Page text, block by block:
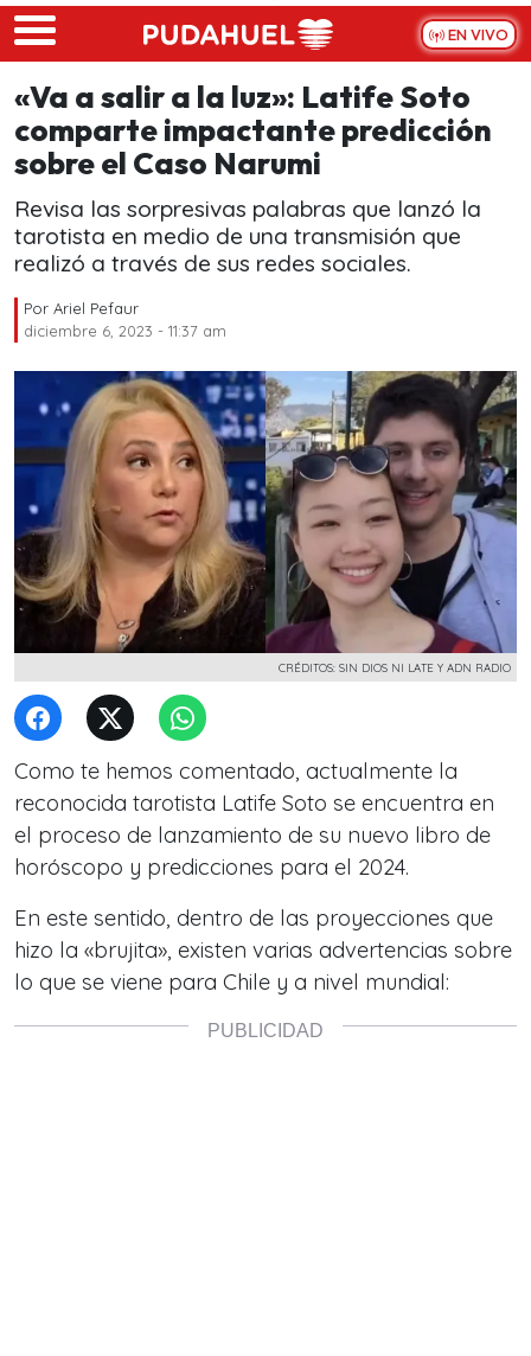
Skip to main content
EN VIVO
«Va a salir a la luz»: Latife Soto
comparte impactante predicción
sobre el Caso Narumi
Revisa las sorpresivas palabras que lanzó la
tarotista en medio de una transmisión que
realizó a través de sus redes sociales.
Por Ariel Pefaur
diciembre 6, 2023 - 11:37 am
CRÉDITOS: SIN DIOS NI LATE Y ADN RADIO
Como te hemos comentado, actualmente la
reconocida tarotista Latife Soto se encuentra en
el proceso de lanzamiento de su nuevo libro de
horóscopo y predicciones para el 2024.
En este sentido, dentro de las proyecciones que
hizo la «brujita», existen varias advertencias sobre
lo que se viene para Chile y a nivel mundial: